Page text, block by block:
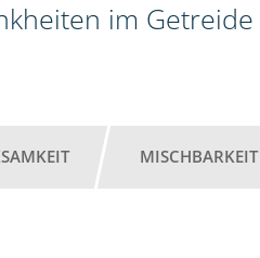
im Getreide
MISCHBARKEIT